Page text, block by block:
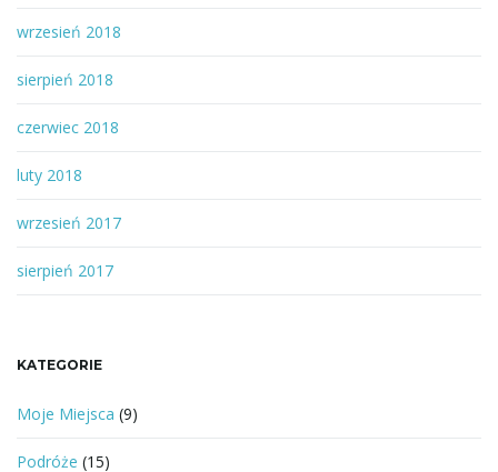
wrzesień 2018
sierpień 2018
czerwiec 2018
luty 2018
wrzesień 2017
sierpień 2017
KATEGORIE
Moje Miejsca (9)
Podróże (15)